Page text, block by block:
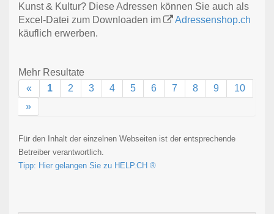
Kunst & Kultur? Diese Adressen können Sie auch als
Excel-Datei zum Downloaden im
Adressenshop.ch
käuflich erwerben.
Mehr Resultate
«
1 2 3 4 5 6 7 8 9
10
»
Für den Inhalt der einzelnen Webseiten ist der entsprechende
Betreiber verantwortlich.
Tipp: Hier gelangen Sie zu HELP.CH ®